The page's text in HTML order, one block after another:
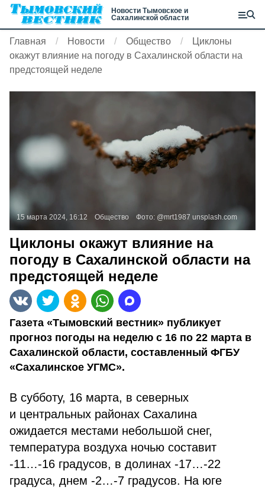
Новости Тымовское и
Сахалинской области
Главная Новости Общество
Циклоны
окажут влияние на погоду в Сахалинской области на
предстоящей неделе
15 марта 2024, 16:12 Общество Фото: @mrt1987 unsplash.com
Циклоны окажут влияние на
погоду в Сахалинской области на
предстоящей неделе
Газета «Тымовский вестник» публикует
прогноз погоды на неделю с 16 по 22 марта в
Сахалинской области, составленный ФГБУ
«Сахалинское УГМС».
В субботу, 16 марта, в северных
и центральных районах Сахалина
ожидается местами небольшой снег,
температура воздуха ночью составит
-11…-16 градусов, в долинах -17…-22
градуса, днем -2…-7 градусов. На юге